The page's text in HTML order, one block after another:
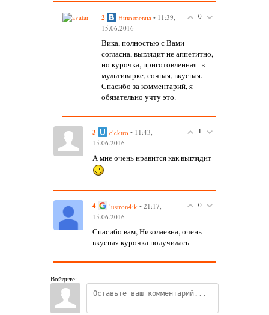
0
2 Николаевна • 11:39,
15.06.2016
Вика, полностью с Вами
согласна, выглядит не аппетитно,
но курочка, приготовленная в
мультиварке, сочная, вкусная.
Спасибо за комментарий, я
обязательно учту это.
1
3 elektro • 11:43,
15.06.2016
А мне очень нравится как выглядит
0
4 lustron4ik • 21:17,
15.06.2016
Спасибо вам, Николаевна, очень
вкусная курочка получилась
Войдите: